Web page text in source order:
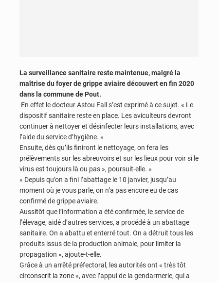
La surveillance sanitaire reste maintenue, malgré la
maîtrise du foyer de grippe aviaire découvert en fin 2020
dans la commune de Pout.
En effet le docteur Astou Fall s’est exprimé à ce sujet. « Le
dispositif sanitaire reste en place. Les aviculteurs devront
continuer à nettoyer et désinfecter leurs installations, avec
l’aide du service d’hygiène. »
Ensuite, dès qu’ils finiront le nettoyage, on fera les
prélèvements sur les abreuvoirs et sur les lieux pour voir si le
virus est toujours là ou pas », poursuit-elle. »
« Depuis qu’on a fini l’abattage le 10 janvier, jusqu’au
moment où je vous parle, on n’a pas encore eu de cas
confirmé de grippe aviaire.
Aussitôt que l’information a été confirmée, le service de
l’élevage, aidé d’autres services, a procédé à un abattage
sanitaire. On a abattu et enterré tout. On a détruit tous les
produits issus de la production animale, pour limiter la
propagation », ajoute-t-elle.
Grâce à un arrêté préfectoral, les autorités ont « très tôt
circonscrit la zone », avec l’appui de la gendarmerie, qui a